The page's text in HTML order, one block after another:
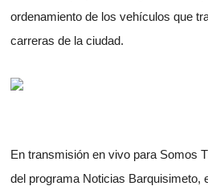
ordenamiento de los vehículos que
carreras de la ciudad.
En transmisión en vivo para Somos
del programa Noticias Barquisimeto,